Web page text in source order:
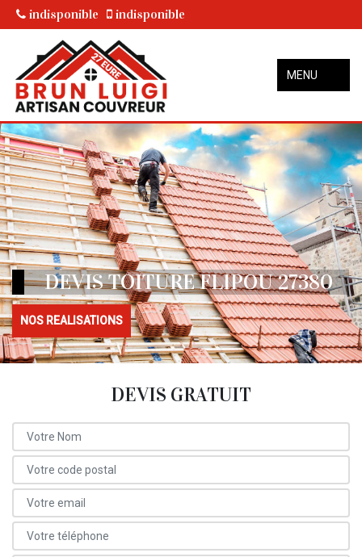
indisponible indisponible
MENU
DEVIS TOITURE FLIPOU 27380
NOS REALISATIONS
DEVIS GRATUIT